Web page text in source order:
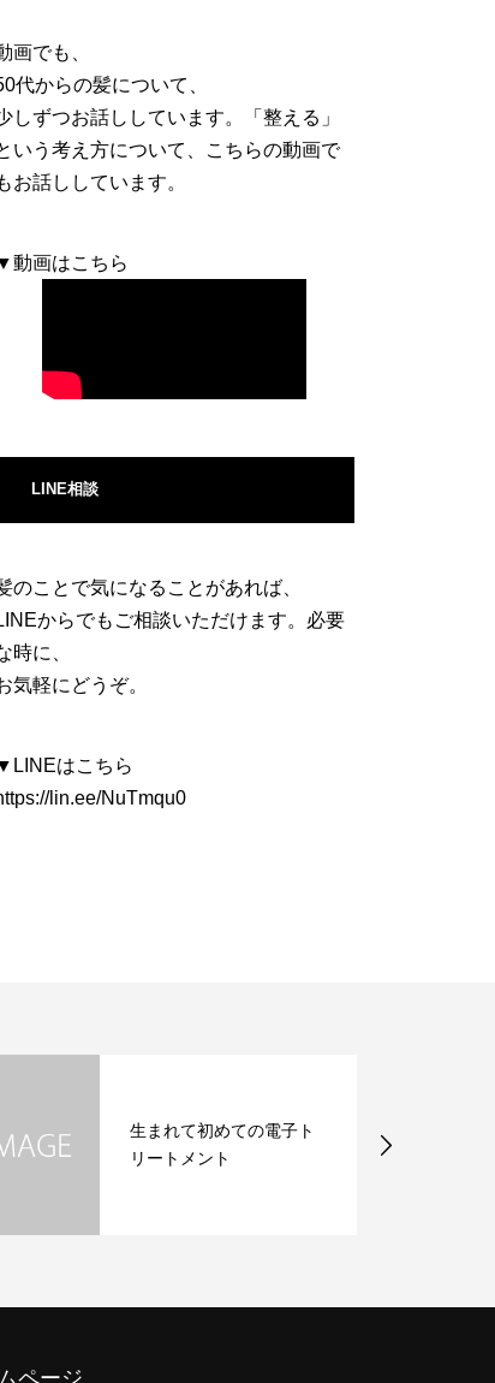
画でも、
代からの髪について、
しずつお話ししています。「整える」
いう考え方について、こちらの動画で
お話ししています。
動画はこちら
LINE相談
のことで気になることがあれば、
からでもご相談いただけます。必要
時に、
気軽にどうぞ。
はこちら
lin.ee/NuTmqu0
生まれて初めての電子ト
リートメント
ページ